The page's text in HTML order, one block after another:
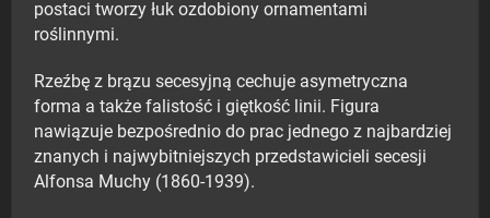
postaci tworzy łuk ozdobiony ornamentami
roślinnymi.
Rzeźbę z brązu secesyjną cechuje asymetryczna
forma a także falistość i giętkość linii. Figura
nawiązuje bezpośrednio do prac jednego z najbardziej
znanych i najwybitniejszych przedstawicieli secesji
Alfonsa Muchy (1860-1939).